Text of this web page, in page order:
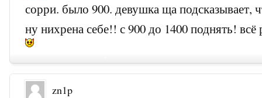
сорри. было 900. девушка ща подсказывает,
ну нихрена себе!! с 900 до 1400 поднять!
zn1p